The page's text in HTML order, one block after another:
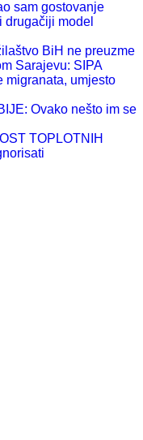
sam gostovanje
drugačiji model
BiH ne preuzme
Sarajevu: SIPA
migranata, umjesto
Ovako nešto im se
TOPLOTNIH